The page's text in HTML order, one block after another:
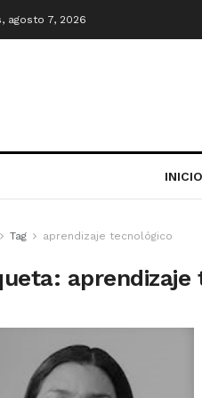
agosto 7, 2026
INICIO
Tag aprendizaje tecnológico
aprendizaje